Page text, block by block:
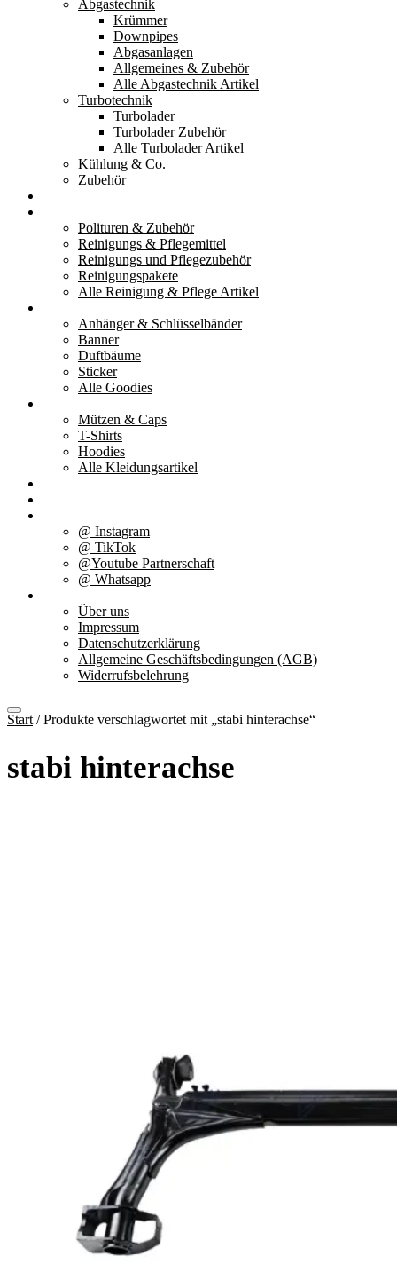
Abgastechnik
Krümmer
Downpipes
Abgasanlagen
Allgemeines & Zubehör
Alle Abgastechnik Artikel
Turbotechnik
Turbolader
Turbolader Zubehör
Alle Turbolader Artikel
Kühlung & Co.
Zubehör
Polituren & Zubehör
Reinigungs & Pflegemittel
Reinigungs und Pflegezubehör
Reinigungspakete
Alle Reinigung & Pflege Artikel
Anhänger & Schlüsselbänder
Banner
Duftbäume
Sticker
Alle Goodies
Mützen & Caps
T-Shirts
Hoodies
Alle Kleidungsartikel
@ Instagram
@ TikTok
@Youtube Partnerschaft
@ Whatsapp
Über uns
Impressum
Datenschutzerklärung
Allgemeine Geschäftsbedingungen (AGB)
Widerrufsbelehrung
Start / Produkte verschlagwortet mit „stabi hinterachse“
stabi hinterachse